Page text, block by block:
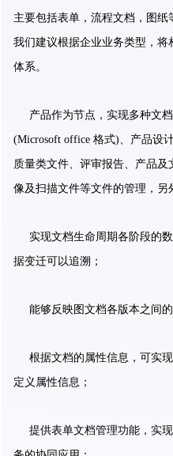
主要包括表单，流程文档，图纸
我们建议根据企业业务类型，
体系。
产品作为节点，实现多种文
(Microsoft office 格式)、产品设
质量类文件、评审报告、产品
像及扫描文件等文件的管理，另
实现文档生命周期各阶段的
据变迁可以追溯；
能够反映图文档各版本之间
根据文档的属性信息，可实
定义属性信息；
提供表单文档管理功能，实